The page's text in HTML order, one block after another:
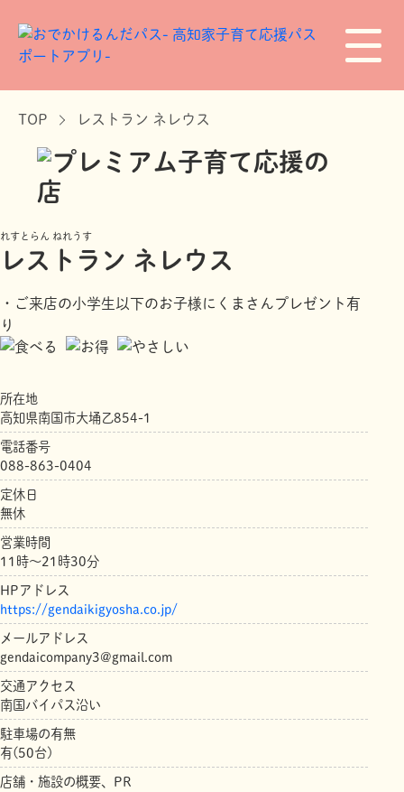
TOP レストラン ネレウス
れすとらん ねれうす
レストラン ネレウス
・ご来店の小学生以下のお子様にくまさんプレゼント有
り
所在地
高知県南国市大埇乙854-1
電話番号
088-863-0404
定休日
無休
営業時間
11時～21時30分
HPアドレス
https://gendaikigyosha.co.jp/
メールアドレス
gendaicompany3@gmail.com
交通アクセス
南国バイパス沿い
駐車場の有無
有(50台)
店舗・施設の概要、PR